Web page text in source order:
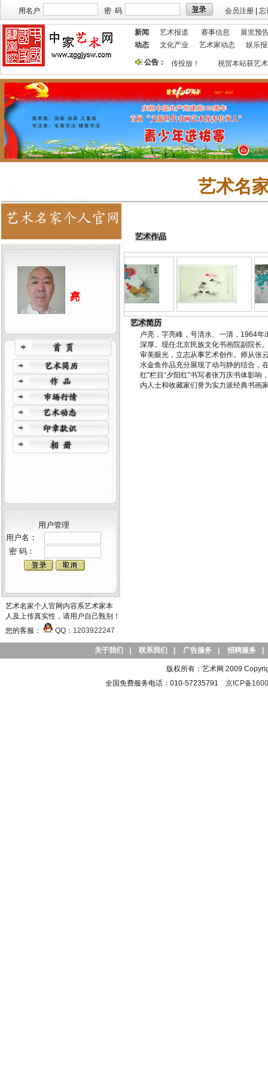
用名户 密 码 会员注册 忘
新闻 艺术报道 赛事信息
展览预
动态
文化产业 艺术家动态 娱乐
公告：
本站欢迎艺术家宣传投放！ 祝贺本站获艺
艺术名
艺术作品
用户管理
用户名：
密 码：
艺术名家个人官网内容系艺术家本
人及上传真实性，请用户自己甄别！
您的客服：
QQ：1203922247
艺术简历
卢亮，字亮峰，号清水、一清，1964
深厚。现任北京民族文化书画院副院长
审美眼光，立志从事艺术创作。师从张
水金鱼作品充分展现了动与静的结合，
红”栏目“夕阳红”书写者张万庆书体影
内人士和收藏家们誉为实力派经典书画
关于我们 联系我们 广告服务 招聘服务
版权所有：艺术网 2009
全国免费服务电话：010-57235791 京ICP备